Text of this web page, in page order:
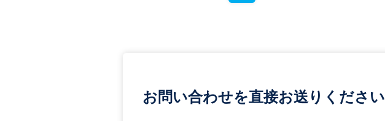
お問い合わせを直接お送りください